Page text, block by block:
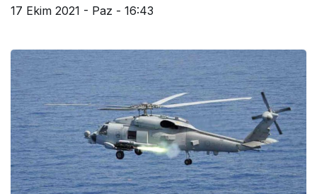
17 Ekim 2021 - Paz - 16:43